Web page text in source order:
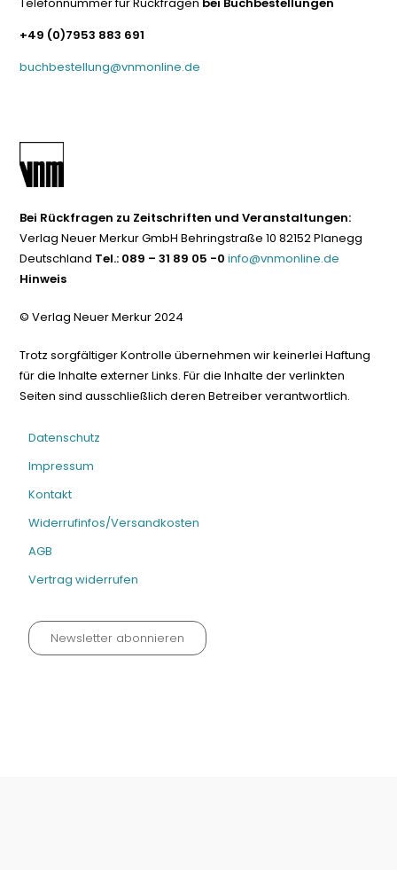
+49 (0)7953 883 691
buchbestellung@vnmonline.de
Bei Rückfragen zu Zeitschriften und Veranstaltungen:
Verlag Neuer Merkur GmbH Behringstraße 10 82152 Planegg
Deutschland Tel.: 089 – 31 89 05 -0 info@vnmonline.de
Hinweis
© Verlag Neuer Merkur 2024
Trotz sorgfältiger Kontrolle übernehmen wir keinerlei Haftung
für die Inhalte externer Links. Für die Inhalte der verlinkten
Seiten sind ausschließlich deren Betreiber verantwortlich.
Datenschutz
Impressum
Kontakt
Widerrufinfos/Versandkosten
AGB
Vertrag widerrufen
Newsletter abonnieren